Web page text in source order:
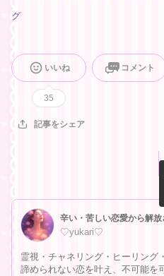
グ
いいね
35
コメント
記事をシェア
♡yukari♡
霊視・チャネリング・ヒーリング
諦められない恋を叶え、不可能